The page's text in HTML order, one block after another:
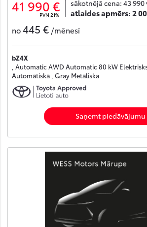
41 990 €
PVN 21%
sākotnējā cena: 43 990
atlaides apmērs:2
no445 € /mēnesī
bZ4X
, Automatic AWD Automatic 80 kW
Automātiskā , Gray Metāliska
Saņemt piedāvājumu